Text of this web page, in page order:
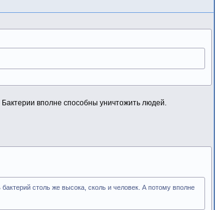
вполне способны уничтожить людей.
столь же высока, сколь и человек. А потому вполне